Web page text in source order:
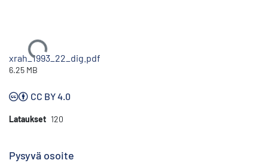
Ladataan...
xrah_1993_22_dig.pdf
6.25 MB
CC BY 4.0
Lataukset 120
Pysyvä osoite